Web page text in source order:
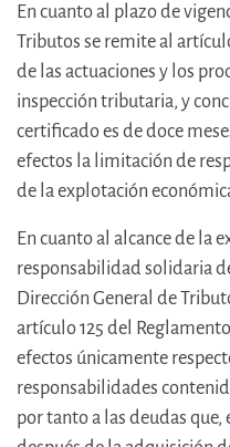
En cuanto al plazo de
Tributos se remite al
de las actuaciones y los
inspección tributaria, y
certificado es de doce
efectos la limitación de
de la explotación
En cuanto al alcance de la
responsabilidad solidaria
Dirección General de
artículo 125 del
efectos únicamente
responsabilidades
por tanto a las deudas que,